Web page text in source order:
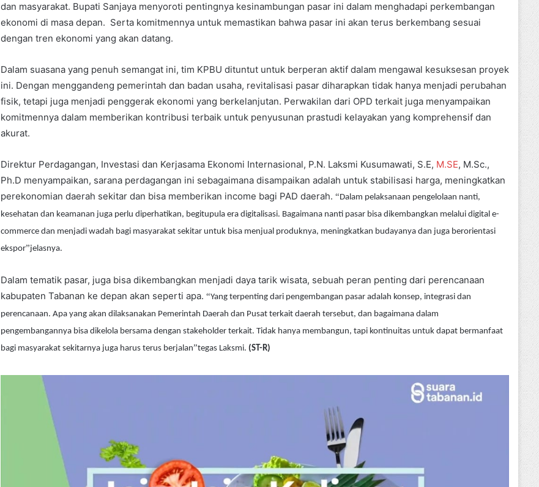
dan masyarakat. Bupati Sanjaya menyoroti pentingnya kesinambungan pasar ini dalam menghadapi perkembangan
ekonomi di masa depan. Serta komitmennya untuk memastikan bahwa pasar ini akan terus berkembang sesuai
dengan tren ekonomi yang akan datang.
Dalam suasana yang penuh semangat ini, tim KPBU dituntut untuk berperan aktif dalam mengawal kesuksesan proyek
ini. Dengan menggandeng pemerintah dan badan usaha, revitalisasi pasar diharapkan tidak hanya menjadi perubahan
fisik, tetapi juga menjadi penggerak ekonomi yang berkelanjutan. Perwakilan dari OPD terkait juga menyampaikan
komitmennya dalam memberikan kontribusi terbaik untuk penyusunan prastudi kelayakan yang komprehensif dan
akurat.
Direktur Perdagangan, Investasi dan Kerjasama Ekonomi Internasional, P.N. Laksmi Kusumawati, S.E, M.SE, M.Sc.,
Ph.D menyampaikan, sarana perdagangan ini sebagaimana disampaikan adalah untuk stabilisasi harga, meningkatkan
perekonomian daerah sekitar dan bisa memberikan income bagi PAD daerah.“Dalam pelaksanaan pengelolaan nanti,
kesehatan dan keamanan juga perlu diperhatikan, begitupula era digitalisasi. Bagaimana nanti pasar bisa dikembangkan melalui digital e-
commerce dan menjadi wadah bagi masyarakat sekitar untuk bisa menjual produknya, meningkatkan budayanya dan juga berorientasi
ekspor”jelasnya.
Dalam tematik pasar, juga bisa dikembangkan menjadi daya tarik wisata, sebuah peran penting dari perencanaan
kabupaten Tabanan ke depan akan seperti apa.“Yang terpenting dari pengembangan pasar adalah konsep, integrasi dan
perencanaan. Apa yang akan dilaksanakan Pemerintah Daerah dan Pusat terkait daerah tersebut, dan bagaimana dalam
pengembangannya bisa dikelola bersama dengan stakeholder terkait. Tidak hanya membangun, tapi kontinuitas untuk dapat bermanfaat
bagi masyarakat sekitarnya juga harus terus berjalan”tegas Laksmi. (ST-R)